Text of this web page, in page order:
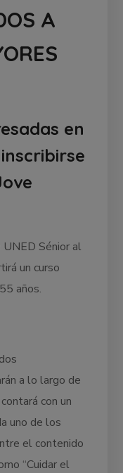
A
en
Sénior al
un curso
años.
a lo largo de
con un
uno de los
el contenido
“Cuidar el